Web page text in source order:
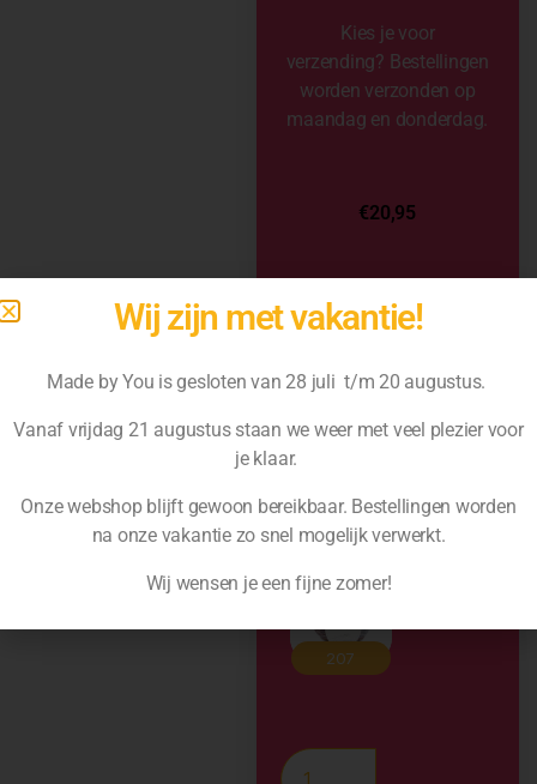
Kies je voor
verzending? Bestellingen
worden verzonden op
maandag en donderdag.
€20,95
Wij zijn met vakantie!
Made by You is gesloten van 28 juli t/m 20 augustus.
Vanaf vrijdag 21 augustus staan we weer met veel plezier voor
je klaar.
Onze webshop blijft gewoon bereikbaar. Bestellingen worden
na onze vakantie zo snel mogelijk verwerkt.
Wij wensen je een fijne zomer!